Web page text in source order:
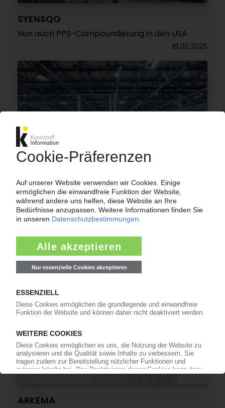
SYENSQO
Nun auch PPS-Compoundierung in den USA
19.05.2025
RUSVINYL
Russischer PVC-Erzeuger exportiert kaum noch
ARKEMA